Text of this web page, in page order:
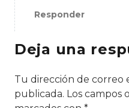
Responder
Deja una
Tu dirección de correo
publicada. Los campos